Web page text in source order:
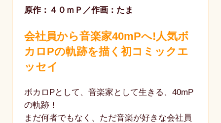
原作：４０ｍＰ 作画：たま
会社員から音楽家40mPへ!人気ボ
カロPの軌跡を描く初コミックエ
ッセイ
ボカロPとして、音楽家として生きる、40mP
の軌跡！
まだ何者でもなく、ただ音楽が好きな会社員